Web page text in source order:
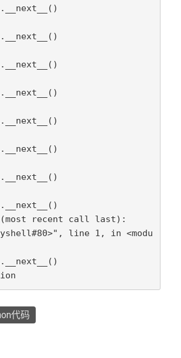
(most recent call last):
代码